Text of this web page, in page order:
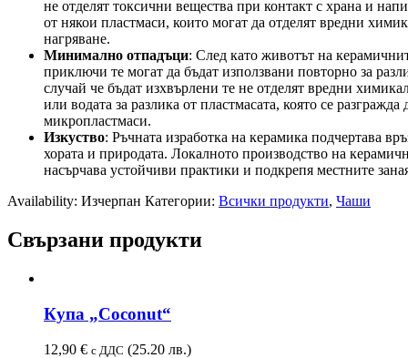
не отделят токсични вещества при контакт с храна и
от някои пластмаси, които могат да отделят вредни
нагряване.
Минимално отпадъци: След като животът на
приключи те могат да бъдат използвани повторно за
случай че бъдат изхвърлени те не отделят вредни
или водата за разлика от пластмасата, която се
микропластмаси.
Изкуство: Ръчната изработка на керамика подчертава
хората и природата. Локалното производство на
насърчава устойчиви практики и подкрепя местните
Availability: Изчерпан Категории: Всички продукти, Чаши
Свързани продукти
Купа „Coconut“
12,90 € с ДДС (25.20 лв.)